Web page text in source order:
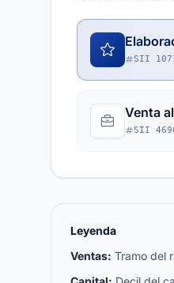
SII
Venta
SII
Leyenda
Ventas: Tramo del